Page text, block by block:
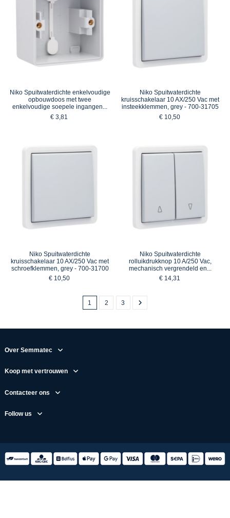
Niko Spuitwaterdichte enkelvoudige
opbouwdoos met twee
enkelvoudige soepele ingangen...
€ 3,81
Niko Spuitwaterdichte
kruisschakelaar 10 AX/250 Vac met
insteekklemmen, grey - 700-31705
€ 10,50
Niko Spuitwaterdichte
kruisschakelaar 10 AX/250 Vac met
schroefklemmen, grey - 700-31700
€ 10,50
Niko Spuitwaterdichte
rolluikdrukknop 10 A/250 Vac,
mechanisch vergrendeld en...
€ 14,31
1 2 3
Over Semmatec
Koop met vertrouwen
Contacteer ons
Follow us